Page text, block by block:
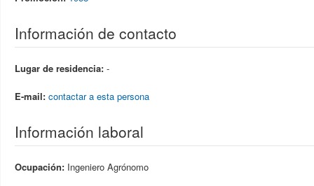
Información de contacto
Lugar de residencia: -
E-mail: contactar a esta persona
Información laboral
Ocupación: Ingeniero Agrónomo